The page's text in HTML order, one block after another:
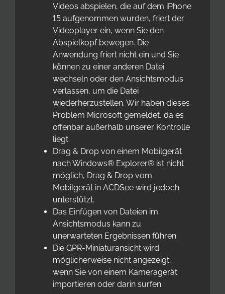
Videos abspielen, die auf dem iPhone
15 aufgenommen wurden, friert der
Videoplayer ein, wenn Sie den
Abspielkopf bewegen. Die
Anwendung friert nicht ein und Sie
können zu einer anderen Datei
wechseln oder den Ansichtsmodus
verlassen, um die Datei
wiederherzustellen. Wir haben dieses
Problem Microsoft gemeldet, da es
offenbar außerhalb unserer Kontrolle
liegt.
Drag & Drop von einem Mobilgerät
nach Windows® Explorer® ist nicht
möglich, Drag & Drop vom
Mobilgerät in ACDSee wird jedoch
unterstützt.
Das Einfügen von Dateien im
Ansichtsmodus kann zu
unerwarteten Ergebnissen führen.
Die GPR-Miniaturansicht wird
möglicherweise nicht angezeigt,
wenn Sie von einem Kameragerät
importieren oder darin surfen.